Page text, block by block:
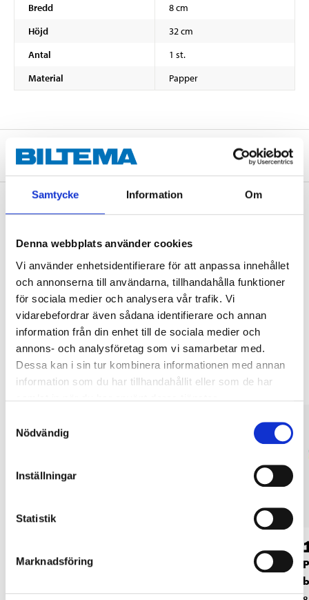
Samtycke Information Om
Denna webbplats använder cookies
Vi använder enhetsidentifierare för att anpassa innehållet
och annonserna till användarna, tillhandahålla funktioner
för sociala medier och analysera vår trafik. Vi
vidarebefordrar även sådana identifierare och annan
information från din enhet till de sociala medier och
annons- och analysföretag som vi samarbetar med.
Dessa kan i sin tur kombinera informationen med annan
information som du har tillhandahållit eller som de har
Nödvändig
Inställningar
Statistik
Marknadsföring
Bredd
8 cm
Höjd
32 cm
Antal
1 st.
Material
Papper
Om tillverkaren
Köp & Hämta
Köp & Hämta i ditt varuhus inom 2 timmar! För mer information om
tjänsten och våra villkor.
LÄS MER
Andra kunder köpte också
Presentpapper, guld
Rosetter, 20-pack